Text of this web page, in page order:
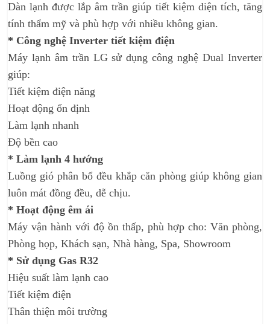
Dàn lạnh được lắp âm trần giúp tiết kiệm diện tích, tăng
tính thẩm mỹ và phù hợp với nhiều không gian.
* Công nghệ Inverter tiết kiệm điện
Máy lạnh âm trần LG sử dụng công nghệ Dual Inverter
giúp:
Tiết kiệm điện năng
Hoạt động ổn định
Làm lạnh nhanh
Độ bền cao
* Làm lạnh 4 hướng
Luồng gió phân bổ đều khắp căn phòng giúp không gian
luôn mát đồng đều, dễ chịu.
* Hoạt động êm ái
Máy vận hành với độ ồn thấp, phù hợp cho: Văn phòng,
Phòng họp, Khách sạn, Nhà hàng, Spa, Showroom
* Sử dụng Gas R32
Hiệu suất làm lạnh cao
Tiết kiệm điện
Thân thiện môi trường